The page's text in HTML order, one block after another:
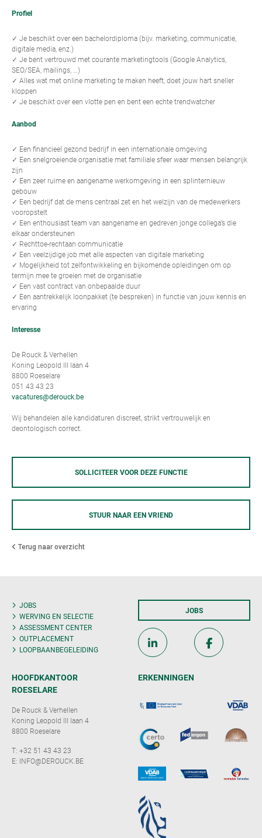
Profiel
✓ Je beschikt over een bachelordiploma (bijv. marketing, communicatie,
digitale media, enz.)
✓ Je bent vertrouwd met courante marketingtools (Google Analytics,
SEO/SEA, mailings, …)
✓ Alles wat met online marketing te maken heeft, doet jouw hart sneller
kloppen
✓ Je beschikt over een vlotte pen en bent een echte trendwatcher
Aanbod
✓ Een financieel gezond bedrijf in een internationale omgeving
✓ Een snelgroeiende organisatie met familiale sfeer waar mensen belangrijk
zijn
✓ Een zeer ruime en aangename werkomgeving in een splinternieuw
gebouw
✓ Een bedrijf dat de mens centraal zet en het welzijn van de medewerkers
vooropstelt
✓ Een enthousiast team van aangename en gedreven jonge collega’s die
elkaar ondersteunen
✓ Rechttoe-rechtaan communicatie
✓ Een veelzijdige job met alle aspecten van digitale marketing
✓ Mogelijkheid tot zelfontwikkeling en bijkomende opleidingen om op
termijn mee te groeien met de organisatie
✓ Een vast contract van onbepaalde duur
✓ Een aantrekkelijk loonpakket (te bespreken) in functie van jouw kennis en
ervaring
Interesse
De Rouck & Verhellen
Koning Leopold III laan 4
8800 Roeselare
051 43 43 23
vacatures@derouck.be
Wij behandelen alle kandidaturen discreet, strikt vertrouwelijk en
deontologisch correct.
SOLLICITEER VOOR DEZE FUNCTIE
STUUR NAAR EEN VRIEND
Terug naar overzicht
JOBS
WERVING EN SELECTIE
ASSESSMENT CENTER
OUTPLACEMENT
LOOPBAANBEGELEIDING
JOBS
HOOFDKANTOOR
ROESELARE
De Rouck & Verhellen
Koning Leopold III laan 4
8800 Roeselare
T: +32 51 43 43 23
E: INFO@DEROUCK.BE
ERKENNINGEN